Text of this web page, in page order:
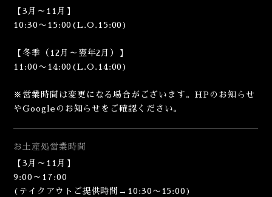
【3月～11月】
10:30〜15:00(L.O.15:00)
【冬季（12月～翌年2月）】
11:00〜14:00(L.O.14:00)
※営業時間は変更になる場合がございます。HPのお知らせ
やGoogleのお知らせをご確認ください。
お土産処営業時間
【3月～11月】
9:00～17:00
(テイクアウトご提供時間→10:30〜15:00)